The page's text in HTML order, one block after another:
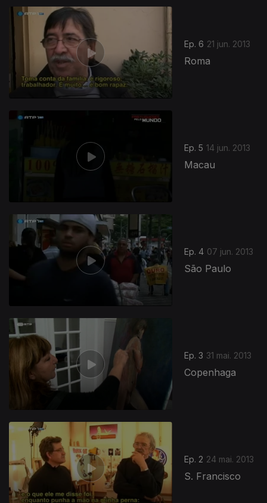
Ep. 6 21 jun. 2013
Roma
Ep. 5 14 jun. 2013
Macau
Ep. 4 07 jun. 2013
São Paulo
Ep. 3 31 mai. 2013
Copenhaga
Ep. 2 24 mai. 2013
S. Francisco